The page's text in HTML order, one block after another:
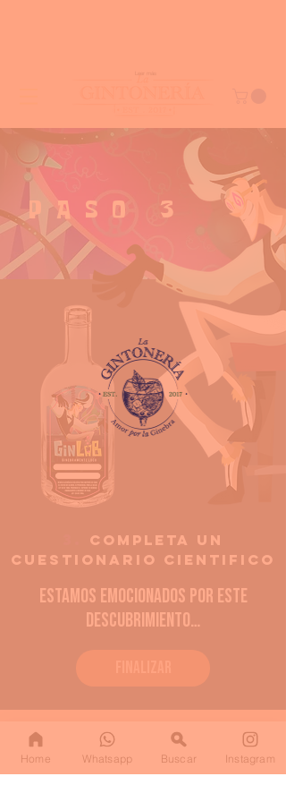
PASO 3
Completa un
CUESTIONARIO CIENTIFICO
Estamos emocionados por este
descubrimiento…
La Gintonería es una marca
Home Whatsapp Buscar Instagram